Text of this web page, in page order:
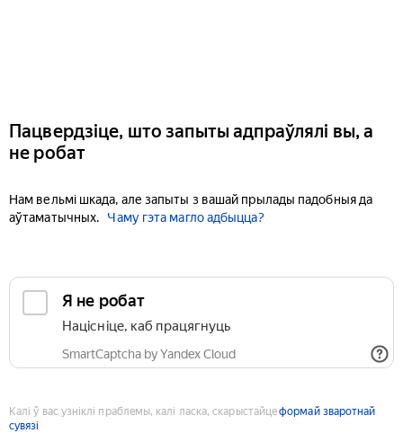
Пацвердзіце, што запыты адпраўлялі вы, а
не робат
Нам вельмі шкада, але запыты з вашай прылады падобныя да
аўтаматычных.
Чаму гэта магло адбыцца?
Я не робат
Націсніце, каб працягнуць
SmartCaptcha by Yandex Cloud
Калі ў вас узніклі праблемы, калі ласка, скарыстайцеформай зваротнай
сувязі